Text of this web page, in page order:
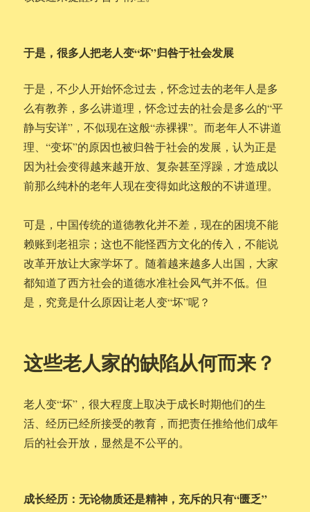
于是，很多人把老人变“坏”归咎于社会发展
于是，不少人开始怀念过去，怀念过去的老年人是多
么有教养，多么讲道理，怀念过去的社会是多么的“平
静与安详”，不似现在这般“赤裸裸”。而老年人不讲道
理、“变坏”的原因也被归咎于社会的发展，认为正是
因为社会变得越来越开放、复杂甚至浮躁，才造成以
前那么纯朴的老年人现在变得如此这般的不讲道理。
可是，中国传统的道德教化并不差，现在的困境不能
赖账到老祖宗；这也不能怪西方文化的传入，不能说
改革开放让大家学坏了。随着越来越多人出国，大家
都知道了西方社会的道德水准社会风气并不低。但
是，究竟是什么原因让老人变“坏”呢？
这些老人家的缺陷从何而来？
老人变“坏”，很大程度上取决于成长时期他们的生
活、经历已经所接受的教育，而把责任推给他们成年
后的社会开放，显然是不公平的。
成长经历：无论物质还是精神，充斥的只有“匮乏”